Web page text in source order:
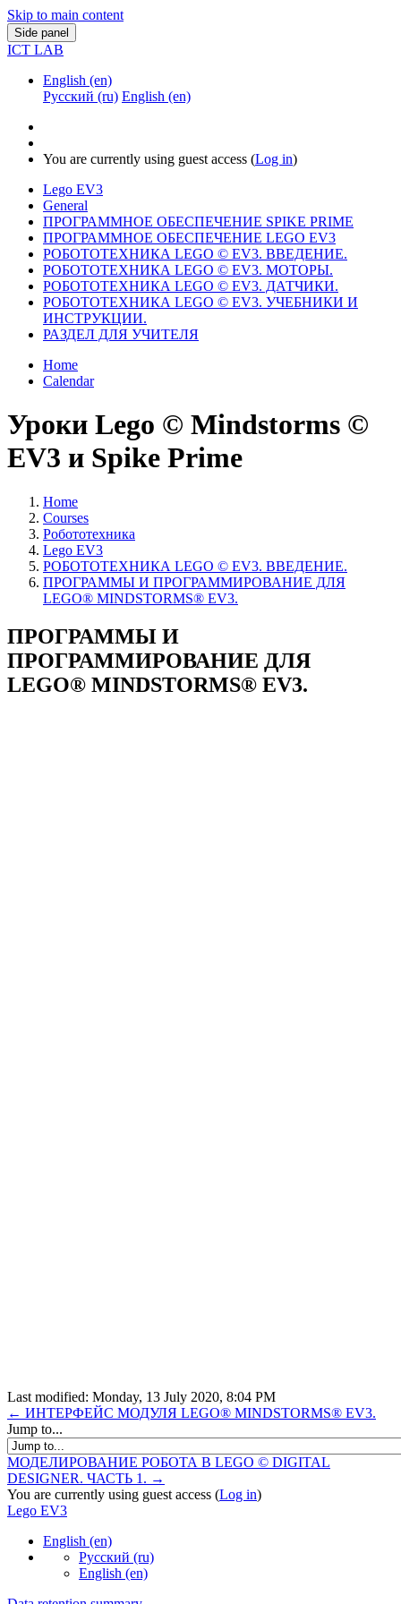
Skip to main content
Side panel
ICT LAB
English ‎(en)‎
Русский ‎(ru)‎ English ‎(en)‎
You are currently using guest access (Log in)
Lego EV3
General
ПРОГРАММНОЕ ОБЕСПЕЧЕНИЕ SPIKE PRIME
ПРОГРАММНОЕ ОБЕСПЕЧЕНИЕ LEGO EV3
РОБОТОТЕХНИКА LEGO © EV3. ВВЕДЕНИЕ.
РОБОТОТЕХНИКА LEGO © EV3. МОТОРЫ.
РОБОТОТЕХНИКА LEGO © EV3. ДАТЧИКИ.
РОБОТОТЕХНИКА LEGO © EV3. УЧЕБНИКИ И
ИНСТРУКЦИИ.
РАЗДЕЛ ДЛЯ УЧИТЕЛЯ
Home
Calendar
Уроки Lego © Mindstorms ©
EV3 и Spike Prime
Home
Courses
Робототехника
Lego EV3
РОБОТОТЕХНИКА LEGO © EV3. ВВЕДЕНИЕ.
ПРОГРАММЫ И ПРОГРАММИРОВАНИЕ ДЛЯ
LEGO® MINDSTORMS® EV3.
ПРОГРАММЫ И
ПРОГРАММИРОВАНИЕ ДЛЯ
LEGO® MINDSTORMS® EV3.
Last modified: Monday, 13 July 2020, 8:04 PM
← ИНТЕРФЕЙС МОДУЛЯ LEGO® MINDSTORMS® EV3.
Jump to...
МОДЕЛИРОВАНИЕ РОБОТА В LEGO © DIGITAL
DESIGNER. ЧАСТЬ 1. →
You are currently using guest access (Log in)
Lego EV3
English ‎(en)‎
Русский ‎(ru)‎
English ‎(en)‎